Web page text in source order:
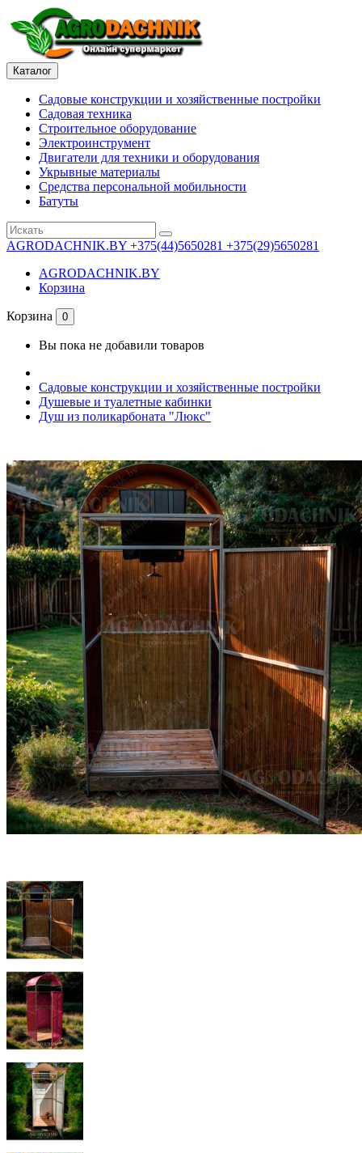
Каталог
Садовые конструкции и хозяйственные постройки
Садовая техника
Строительное оборудование
Электроинструмент
Двигатели для техники и оборудования
Укрывные материалы
Средства персональной мобильности
Батуты
AGRODACHNIK.BY +375(44)5650281 +375(29)5650281
AGRODACHNIK.BY
Корзина
Корзина 0
Вы пока не добавили товаров
Садовые конструкции и хозяйственные постройки
Душевые и туалетные кабинки
Душ из поликарбоната "Люкс"